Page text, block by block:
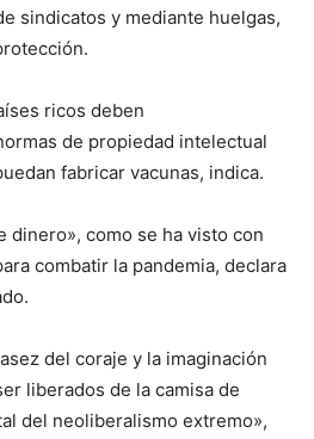
sindicatos y mediante huelgas,
ricos deben
de propiedad intelectual
fabricar vacunas, indica.
dinero», como se ha visto con
combatir la pandemia, declara
del coraje y la imaginación
liberados de la camisa de
del neoliberalismo extremo»,